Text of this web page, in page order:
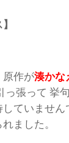
原作が湊かな
っ張って 挙
ていませ
ました。